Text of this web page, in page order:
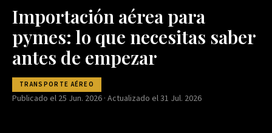
Importación aérea para
pymes: lo que necesitas saber
antes de empezar
TRANSPORTE AÉREO
Publicado el 25 Jun. 2026 · Actualizado el 31 Jul. 2026